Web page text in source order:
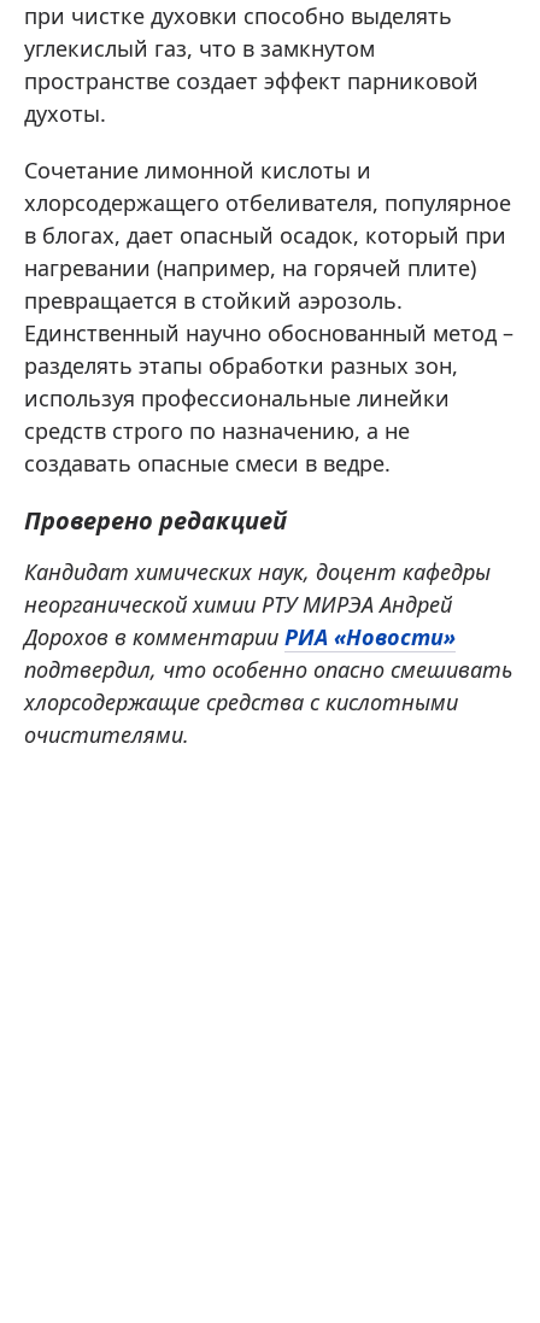
при чистке духовки способно выделять
углекислый газ, что в замкнутом
пространстве создает эффект парниковой
духоты.
Сочетание лимонной кислоты и
хлорсодержащего отбеливателя, популярное
в блогах, дает опасный осадок, который при
нагревании (например, на горячей плите)
превращается в стойкий аэрозоль.
Единственный научно обоснованный метод –
разделять этапы обработки разных зон,
используя профессиональные линейки
средств строго по назначению, а не
создавать опасные смеси в ведре.
Проверено редакцией
Кандидат химических наук, доцент кафедры
неорганической химии РТУ МИРЭА Андрей
Дорохов в комментарии РИА «Новости»
подтвердил, что особенно опасно смешивать
хлорсодержащие средства с кислотными
очистителями.